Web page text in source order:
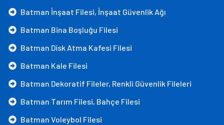
Batman İnşaat Filesi, İnşaat Güvenlik Ağı
Batman Bina Boşluğu Filesi
Batman Disk Atma Kafesi Filesi
Batman Kale Filesi
Batman Dekoratif Fileler, Renkli Güvenlik Fileleri
Batman Tarım Filesi, Bahçe Filesi
Batman Voleybol Filesi